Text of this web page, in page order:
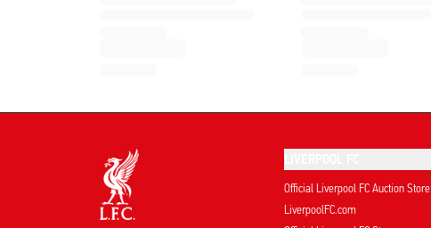
Official Liverpool FC Auction Store
LiverpoolFC.com